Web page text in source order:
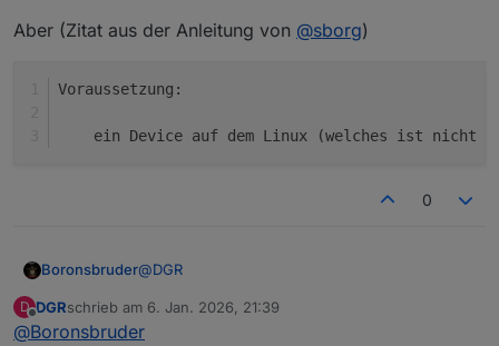
Aber (Zitat aus der Anleitung von @sborg)
Voraussetzung:
    ein Device auf dem Linux (welches ist nicht
0
Boronsbruder@DGR
Du muss nur die IP-Adressen von der Simple-
Api und evtl. der Rest API (wenn verwendet) in
D
Offline
DGRschrieb am 6. Jan. 2026, 21:39
zuletzt editiert von
@Boronsbruder